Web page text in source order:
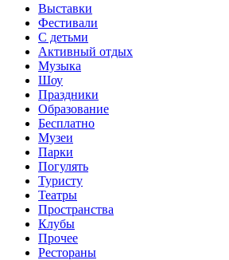
Выставки
Фестивали
С детьми
Активный отдых
Музыка
Шоу
Праздники
Образование
Бесплатно
Музеи
Парки
Погулять
Туристу
Театры
Пространства
Клубы
Прочее
Рестораны